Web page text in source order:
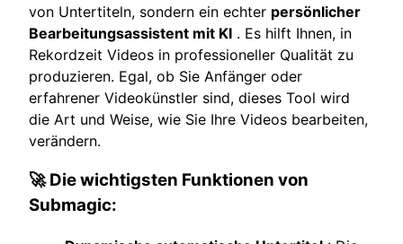
von Untertiteln, sondern ein echter persönlicher
Bearbeitungsassistent mit KI . Es hilft Ihnen, in
Rekordzeit Videos in professioneller Qualität zu
produzieren. Egal, ob Sie Anfänger oder
erfahrener Videokünstler sind, dieses Tool wird
die Art und Weise, wie Sie Ihre Videos bearbeiten,
verändern.
🚀 Die wichtigsten Funktionen von
Submagic: